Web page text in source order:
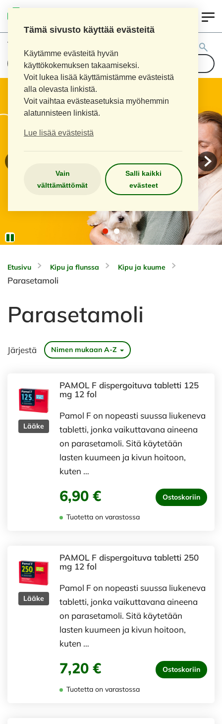
Tämä sivusto käyttää evästeitä
Käytämme evästeitä hyvän
käyttökokemuksen takaamiseksi.
Voit lukea lisää käyttämistämme evästeistä
alla olevasta linkistä.
Voit vaihtaa evästeasetuksia myöhemmin
alatunnisteen linkistä.
Lue lisää evästeistä
Vain
välttämättömät
Salli kaikki
evästeet
Tuotehaku:
Etusivu Kipu ja flunssa Kipu ja kuume
Parasetamoli
Parasetamoli
Järjestä Nimen mukaan A-Z
Lääke
PAMOL F dispergoituva tabletti 125
mg 12 fol
Pamol F on nopeasti suussa liukeneva
tabletti, jonka vaikuttavana aineena
on parasetamoli. Sitä käytetään
lasten kuumeen ja kivun hoitoon,
kuten …
6,90 € Ostoskoriin
Tuotetta on varastossa
Lääke
PAMOL F dispergoituva tabletti 250
mg 12 fol
Pamol F on nopeasti suussa liukeneva
tabletti, jonka vaikuttavana aineena
on parasetamoli. Sitä käytetään
lasten kuumeen ja kivun hoitoon,
kuten …
7,20 € Ostoskoriin
Tuotetta on varastossa